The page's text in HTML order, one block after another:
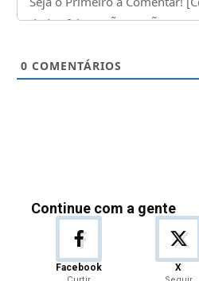
0 COMENTÁRIOS
Continue com a gente
Facebook X